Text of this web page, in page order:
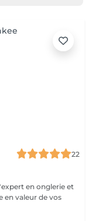
22
en onglerie et